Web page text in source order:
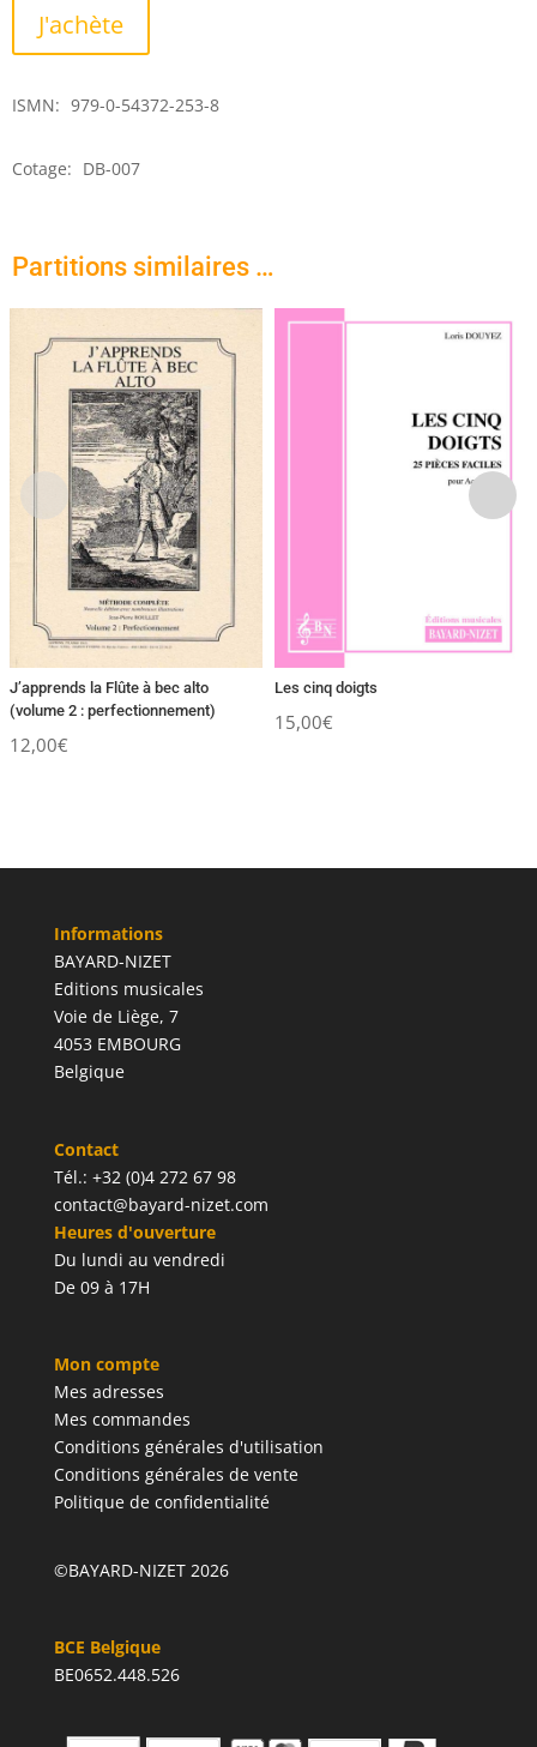
Timbales
J'achète
ISMN: 979-0-54372-253-8
Cotage: DB-007
Partitions similaires …
J’apprends la Flûte à bec alto
(volume 2 : perfectionnement)
12,00€
Les cinq doigts
15,00€
Informations
BAYARD-NIZET
Editions musicales
Voie de Liège, 7
4053 EMBOURG
Belgique
Contact
Tél.: +32 (0)4 272 67 98
contact@bayard-nizet.com
Heures d'ouverture
Du lundi au vendredi
De 09 à 17H
Mon compte
Mes adresses
Mes commandes
Conditions générales d'utilisation
Conditions générales de vente
Politique de confidentialité
©BAYARD-NIZET 2026
BCE Belgique
BE0652.448.526